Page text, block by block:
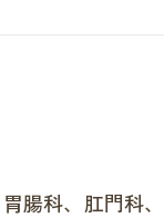
腸科、肛門科、